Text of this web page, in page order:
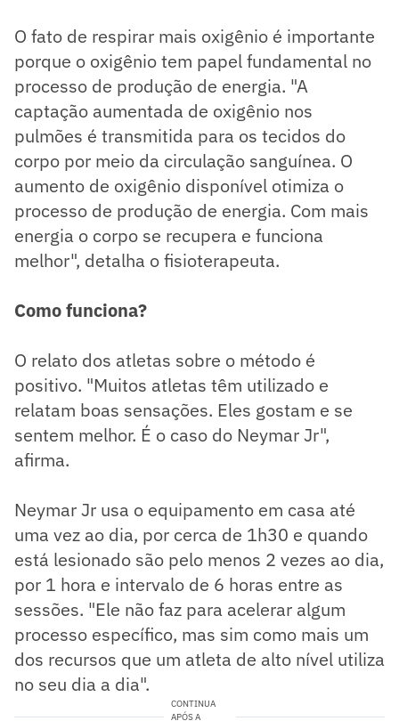
O fato de respirar mais oxigênio é importante
porque o oxigênio tem papel fundamental no
processo de produção de energia. "A
captação aumentada de oxigênio nos
pulmões é transmitida para os tecidos do
corpo por meio da circulação sanguínea. O
aumento de oxigênio disponível otimiza o
processo de produção de energia. Com mais
energia o corpo se recupera e funciona
melhor", detalha o fisioterapeuta.
Como funciona?
O relato dos atletas sobre o método é
positivo. "Muitos atletas têm utilizado e
relatam boas sensações. Eles gostam e se
sentem melhor. É o caso do Neymar Jr",
afirma.
Neymar Jr usa o equipamento em casa até
uma vez ao dia, por cerca de 1h30 e quando
está lesionado são pelo menos 2 vezes ao dia,
por 1 hora e intervalo de 6 horas entre as
sessões. "Ele não faz para acelerar algum
processo específico, mas sim como mais um
dos recursos que um atleta de alto nível utiliza
no seu dia a dia".
CONTINUA
APÓS A